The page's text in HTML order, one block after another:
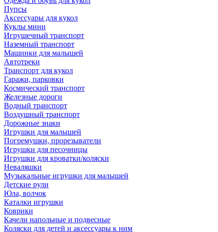
Пупсы
Аксессуары для кукол
Куклы мини
Игрушечный транспорт
Наземный транспорт
Машинки для малышей
Автотреки
Транспорт для кукол
Гаражи, парковки
Космический транспорт
Железные дороги
Водный транспорт
Воздушный транспорт
Дорожные знаки
Игрушки для малышей
Погремушки, прорезыватели
Игрушки для песочницы
Игрушки для кроватки/коляски
Неваляшки
Музыкальные игрушки для малышей
Детские рули
Юла, волчок
Каталки игрушки
Коврики
Качели напольные и подвесные
Коляски для детей и аксессуары к ним